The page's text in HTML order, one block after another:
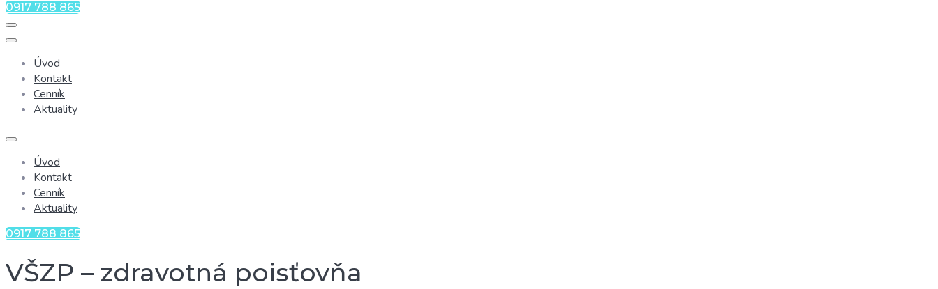
0917 788 865
Úvod
Kontakt
Cenník
Aktuality
Úvod
Kontakt
Cenník
Aktuality
0917 788 865
VŠZP – zdravotná poisťovňa